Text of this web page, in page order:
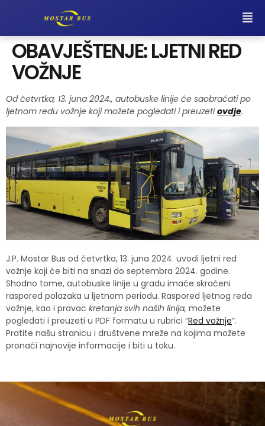
OBAVJEŠTENJE: LJETNI RED
VOŽNJE
Od četvrtka, 13. juna 2024., autobuske linije će saobraćati po
ljetnom redu vožnje koji možete pogledati i preuzetiovdje.
J.P. Mostar Bus od četvrtka, 13. juna 2024. uvodi ljetni red
vožnje koji će biti na snazi ​​do septembra 2024. godine.
Shodno tome, autobuske linije u gradu imaće skraćeni
raspored polazaka u ljetnom periodu. Raspored ljetnog reda
vožnje, kao i pravac kretanja svih naših linija, možete
pogledati i preuzeti u PDF formatu u rubrici “Red vožnje“.
Pratite našu stranicu i društvene mreže na kojima možete
pronaći najnovije informacije i biti u toku.